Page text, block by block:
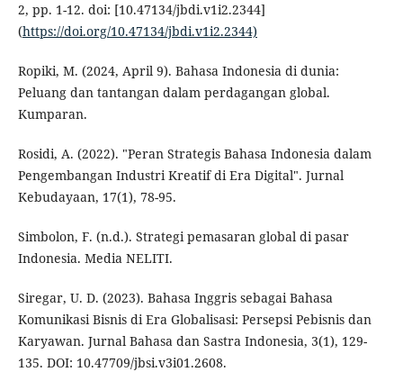
2, pp. 1-12. doi: [10.47134/jbdi.v1i2.2344]
(https://doi.org/10.47134/jbdi.v1i2.2344)
Ropiki, M. (2024, April 9). Bahasa Indonesia di dunia:
Peluang dan tantangan dalam perdagangan global.
Kumparan.
Rosidi, A. (2022). "Peran Strategis Bahasa Indonesia dalam
Pengembangan Industri Kreatif di Era Digital". Jurnal
Kebudayaan, 17(1), 78-95.
Simbolon, F. (n.d.). Strategi pemasaran global di pasar
Indonesia. Media NELITI.
Siregar, U. D. (2023). Bahasa Inggris sebagai Bahasa
Komunikasi Bisnis di Era Globalisasi: Persepsi Pebisnis dan
Karyawan. Jurnal Bahasa dan Sastra Indonesia, 3(1), 129-
135. DOI: 10.47709/jbsi.v3i01.2608.